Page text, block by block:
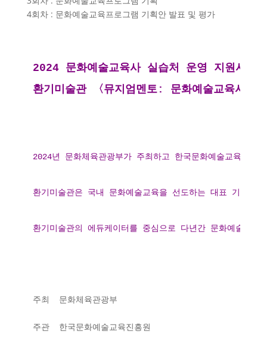
4회차 : 문화예술교육프로그램 기획안 발표 및 평가
2024 문화예술교육사 실습처 운영 지원사업
환기미술관 〈뮤지엄멘토: 문화예술교육사〉
2024년 문화체육관광부가 주최하고 한국문화예술교육진
환기미술관은 국내 문화예술교육을 선도하는 대표 기관으
환기미술관의 에듀케이터를 중심으로 다년간 문화예술계
주최  문화체육관광부
주관  한국문화예술교육진흥원